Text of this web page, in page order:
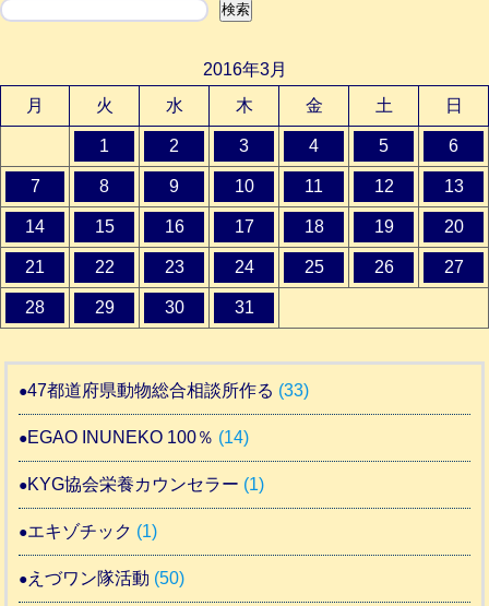
検索 検索
2016年3月
月
火 水 木 金 土 日
1 2 3 4 5 6
7 8 9 10 11 12 13
14 15 16 17 18 19 20
21 22 23 24 25 26 27
28 29 30 31
47都道府県動物総合相談所作る (33)
EGAO INUNEKO 100％ (14)
KYG協会栄養カウンセラー (1)
エキゾチック (1)
えづワン隊活動 (50)